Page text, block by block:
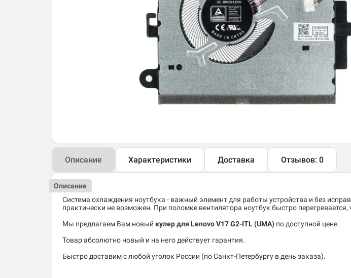
Описание Характеристики Доставка Отзывов: 0
Описание
Система охлаждения ноутбука - важный элемент для работы устройства и без
практически не возможен. При поломке вентилятора ноутбук быстро
Мы предлагаем Вам новый кулер для Lenovo V17 G2-ITL (UMA) по доступной цене.
Товар абсолютно новый и на него действует гарантия.
Быстро доставим с любой уголок России (по Санкт-Петербургу в день заказа).